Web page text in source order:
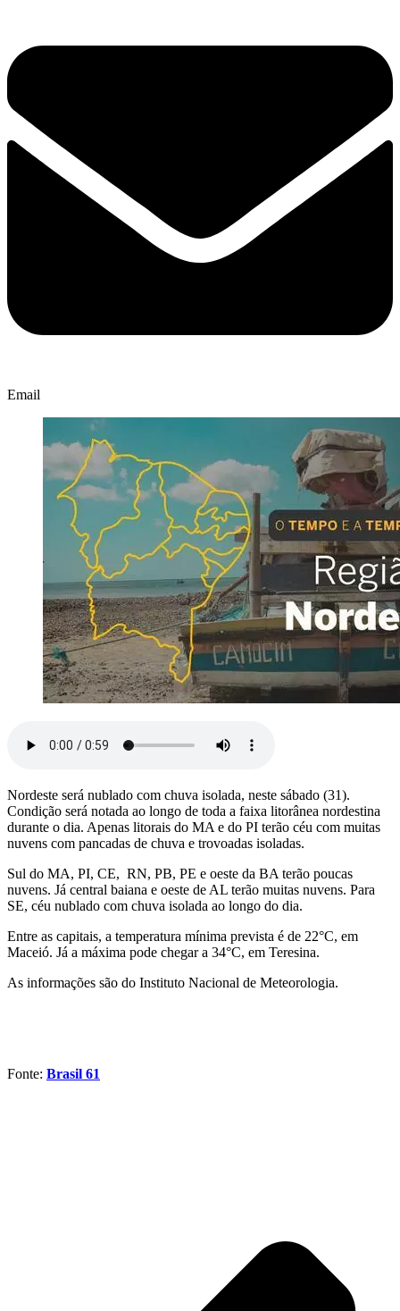
Email
Nordeste será nublado com chuva isolada, neste sábado (31).
Condição será notada ao longo de toda a faixa litorânea nordestina
durante o dia. Apenas litorais do MA e do PI terão céu com muitas
nuvens com pancadas de chuva e trovoadas isoladas.
Sul do MA, PI, CE, RN, PB, PE e oeste da BA terão poucas
nuvens. Já central baiana e oeste de AL terão muitas nuvens. Para
SE, céu nublado com chuva isolada ao longo do dia.
Entre as capitais, a temperatura mínima prevista é de 22°C, em
Maceió. Já a máxima pode chegar a 34°C, em Teresina.
As informações são do Instituto Nacional de Meteorologia.
Fonte: Brasil 61